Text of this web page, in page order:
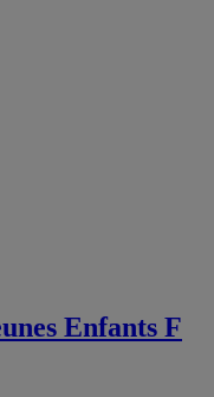
Enfants F